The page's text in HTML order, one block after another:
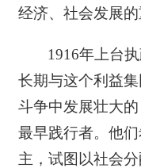
经济、社会发展的
1916年上台
长期与这个利益
斗争中发展壮大
最早践行者。他
主，试图以社会